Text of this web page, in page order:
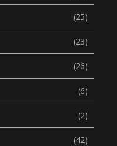
(25)
(23)
(26)
(6)
(2)
(42)